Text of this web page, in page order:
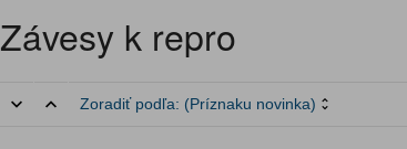
Závesy k repro
Zoradiť podľa: (Príznaku novinka)